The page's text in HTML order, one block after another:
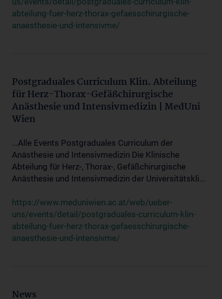
abteilung-fuer-herz-thorax-gefaesschirurgische-
anaesthesie-und-intensivme/
Postgraduales Curriculum Klin. Abteilung
für Herz-Thorax-Gefäßchirurgische
Anästhesie und Intensivmedizin | MedUni
Wien
...Alle Events Postgraduales Curriculum der
Anästhesie und Intensivmedizin Die Klinische
Abteilung für Herz-, Thorax-, Gefäßchirurgische
Anästhesie und Intensivmedizin der Universitätskli...
https://www.meduniwien.ac.at/web/ueber-
uns/events/detail/postgraduales-curriculum-klin-
abteilung-fuer-herz-thorax-gefaesschirurgische-
anaesthesie-und-intensivme/
News